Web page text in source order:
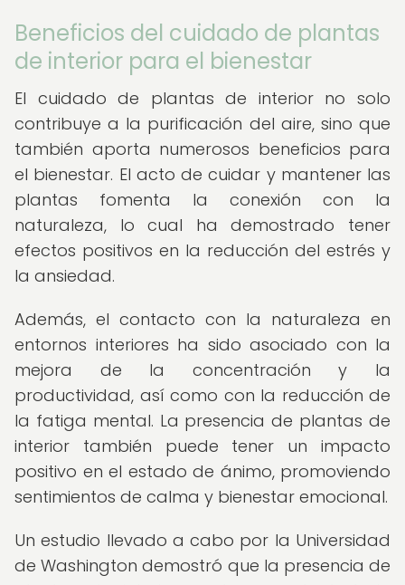
Beneficios del cuidado de plantas
de interior para el bienestar
El cuidado de plantas de interior no solo
contribuye a la purificación del aire, sino que
también aporta numerosos beneficios para
el bienestar. El acto de cuidar y mantener las
plantas fomenta la conexión con la
naturaleza, lo cual ha demostrado tener
efectos positivos en la reducción del estrés y
la ansiedad.
Además, el contacto con la naturaleza en
entornos interiores ha sido asociado con la
mejora de la concentración y la
productividad, así como con la reducción de
la fatiga mental. La presencia de plantas de
interior también puede tener un impacto
positivo en el estado de ánimo, promoviendo
sentimientos de calma y bienestar emocional.
Un estudio llevado a cabo por la Universidad
de Washington demostró que la presencia de